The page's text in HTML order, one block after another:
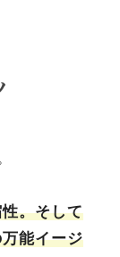
。そして
能イージ